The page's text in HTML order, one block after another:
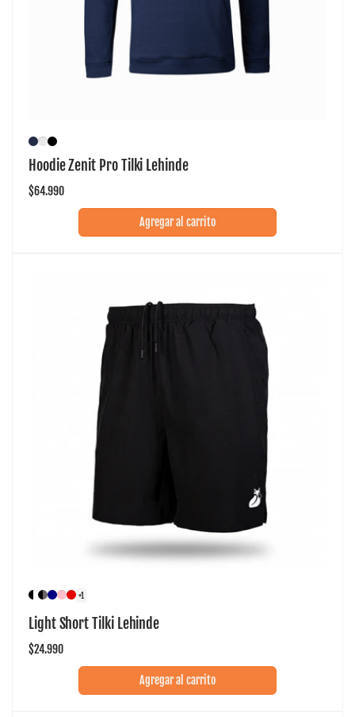
Hoodie Zenit Pro Tilki Lehinde
Precio
$64.990
Agregar al carrito
Light Short Tilki Lehinde
Precio
$24.990
+1
Agregar al carrito